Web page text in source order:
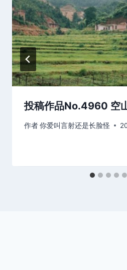
投稿作品No.4960 空
作者你爱叫言射还是长脸怪